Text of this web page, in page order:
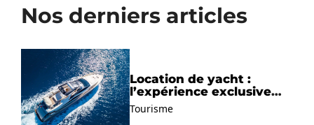
Nos derniers articles
Location de yacht :
l’expérience exclusive
pour découvrir la
Méditerranée autrement
Tourisme